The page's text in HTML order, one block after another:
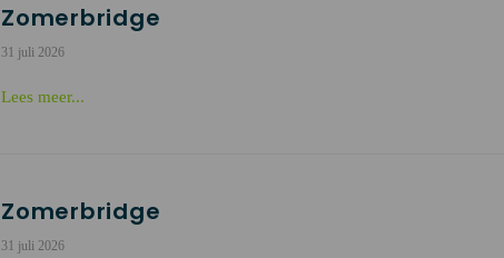
Zomerbridge
31 juli 2026
Lees meer...
Zomerbridge
31 juli 2026